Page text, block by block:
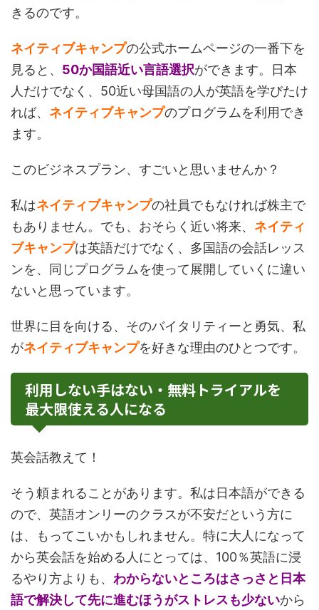
きるのです。
ネイティブキャンプの公式ホームページの一番下を
見ると、 50か国語近い言語選択ができます。日本
人だけでなく、50近い母国語の人が英語を学びたけ
れば、 ネイティブキャンプのプログラムを利用でき
ます。
このビジネスプラン、すごいと思いませんか？
私はネイティブキャンプの社員でもなければ株主で
もありません。でも、おそらく近い将来、 ネイティ
ブキャンプは英語だけでなく、多国語の会話レッス
ンを、同じプログラムを使って展開していくに違い
ないと思っています。
世界に目を向ける、そのバイタリティーと勇気、私
がネイティブキャンプを好きな理由のひとつです。
利用しない手はない・無料トライアルを
最大限使える人になる
英会話教えて！
そう頼まれることがあります。私は日本語ができる
ので、英語オンリーのクラスが不安だという方に
は、もってこいかもしれません。特に大人になって
から英会話を始める人にとっては、100％英語に浸
るやり方よりも、 わからないところはさっさと日本
語で解決して先に進むほうがストレスも少ないから